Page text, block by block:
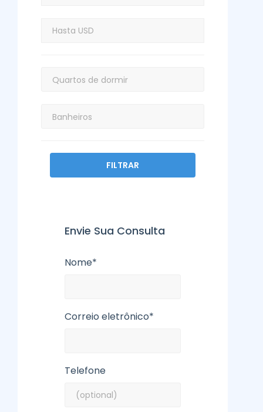
FILTRAR
Envie Sua Consulta
Nome*
Correio eletrônico*
Telefone